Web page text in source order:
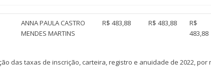
ANNA PAULA CASTRO
MENDES MARTINS
R$ 483,88 R$ 483,88
R$
483,88
das taxas de inscrição, carteira, registro e anuidade de 2022,